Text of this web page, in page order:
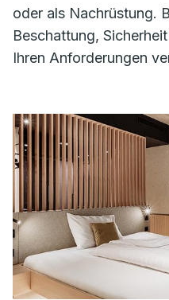
oder als Nachrüstung.
Beschattung,
Ihren Anforderungen